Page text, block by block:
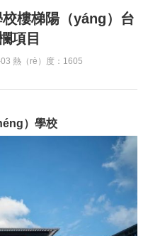
樓梯陽（yáng）台
項目
熱（rè）度：1605
）學校